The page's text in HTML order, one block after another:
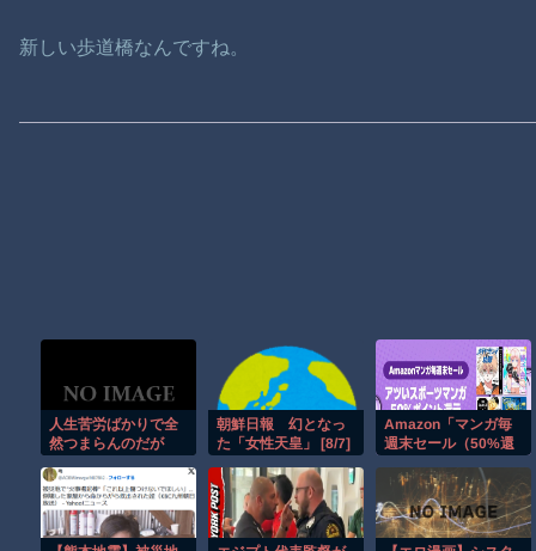
新しい歩道橋なんですね。
人生苦労ばかりで全
然つまらんのだが
朝鮮日報 幻となっ
た「女性天皇」 [8/7]
Amazon「マンガ毎
週末セール（50%還
ツマンガ祭り最終日
到来！！！